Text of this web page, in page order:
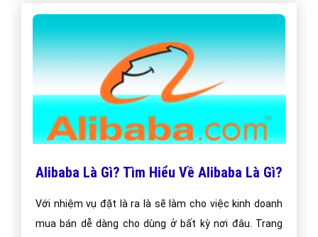
Alibaba Là Gì? Tìm Hiểu Về Alibaba Là Gì?
Với nhiệm vụ đặt là ra là sẽ làm cho việc kinh doanh
mua bán dễ dàng cho dùng ở bất kỳ nơi đâu. Trang